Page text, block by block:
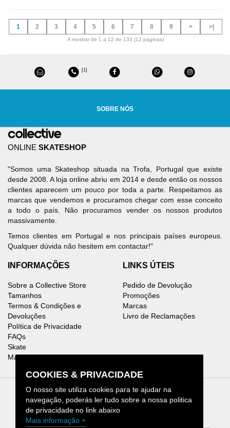
1 2 3 4 5 6 7 8 9 > >|
A mostrar de 1 a 12 de 133 (12 páginas)
[1]
SOBRE NÓS
ONLINE SKATESHOP
"Somos uma Skateshop situada na Trofa, Portugal que existe
desde 2008. A loja online abriu em 2014 e desde então os nossos
clientes aparecem um pouco por toda a parte. Respeitamos as
marcas que vendemos e procuramos chegar com esse conceito
a todo o país. Não procuramos vender os nossos produtos
massivamente.
Temos clientes em Portugal e nos principais países europeus.
Qualquer dúvida não hesitem em contactar!"
INFORMAÇÕES
Sobre a Collective Store
Tamanhos
Termos & Condições e
Devoluções
Política de Privacidade
FAQs
Skate
Mapa do Site
LINKS ÚTEIS
Pedido de Devolução
Promoções
Marcas
Livro de Reclamações
Collective Store © 2026.
COOKIES & PRIVACIDADE
O nosso site utiliza cookies para te ajudar na
navegação, poderás ler tudo sobre a nossa politica
de privacidade no link abaixo
Mais informação +